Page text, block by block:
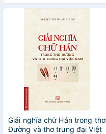
Giải nghĩa chữ Hán trong thơ
Đường và thơ trung đại Việt